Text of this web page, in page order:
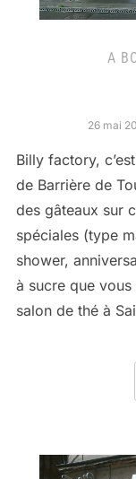
A
26 mai
Billy factory,
de Barrière de
des gâteaux sur
spéciales (type
shower,
à sucre que
salon de thé à